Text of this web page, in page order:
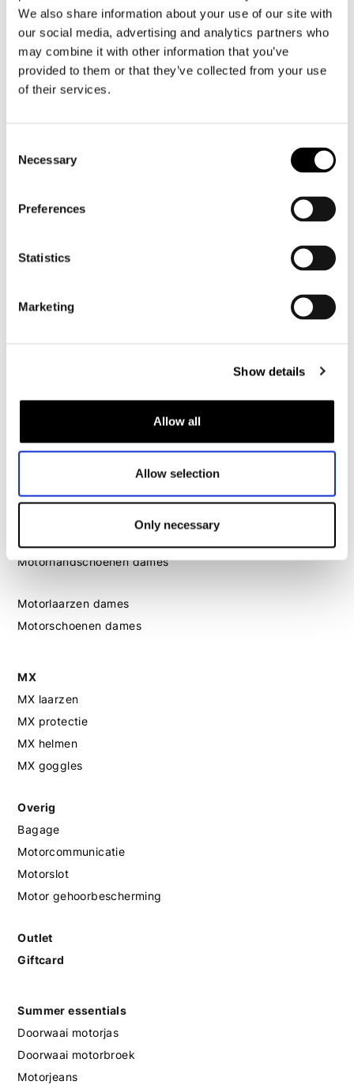
We also share information about your use of our site with
our social media, advertising and analytics partners who
may combine it with other information that you’ve
provided to them or that they’ve collected from your use
of their services.
Selection
Necessary
Preferences
Statistics
Marketing
Show details
Allow all
Allow selection
Only necessary
Heren
Motorkleding heren
Motorjas heren
Motorbroek heren
Motorjeans dames
Motor leggings dames
Motorhandschoenen dames
Motorlaarzen dames
Motorschoenen dames
MX
MX laarzen
MX protectie
MX helmen
MX goggles
Overig
Bagage
Motorcommunicatie
Motorslot
Motor gehoorbescherming
Outlet
Giftcard
Summer essentials
Doorwaai motorjas
Doorwaai motorbroek
Motorjeans